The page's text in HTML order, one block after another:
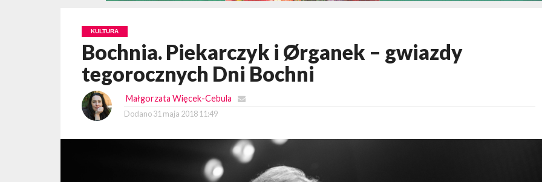
KULTURA
Bochnia. Piekarczyk i Ørganek – gwiazdy
tegorocznych Dni Bochni
Małgorzata Więcek-Cebula
Dodano 31 maja 2018 11:49